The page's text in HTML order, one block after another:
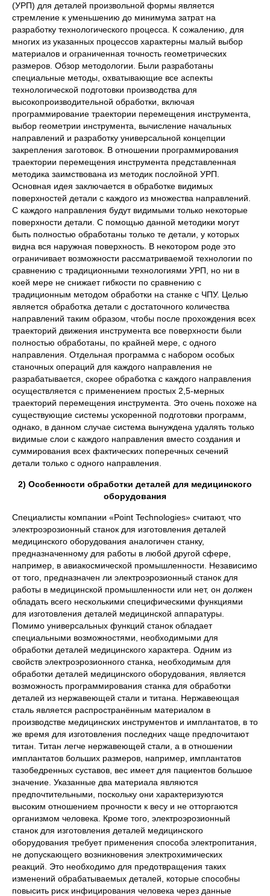
(УРП) для деталей произвольной формы является
стремление к уменьшению до минимума затрат на
разработку технологического процесса. К сожалению, для
многих из указанных процессов характерны малый выбор
материалов и ограниченная точность геометрических
размеров. Обзор методологии. Были разработаны
специальные методы, охватывающие все аспекты
технологической подготовки производства для
высокопроизводительной обработки, включая
программирование траектории перемещения инструмента,
выбор геометрии инструмента, вычисление начальных
направлений и разработку универсальной концепции
закрепления заготовок. В отношении программирования
траектории перемещения инструмента представленная
методика заимствована из методик послойной УРП.
Основная идея заключается в обработке видимых
поверхностей детали с каждого из множества направлений.
С каждого направления будут видимыми только некоторые
поверхности детали. С помощью данной методики могут
быть полностью обработаны только те детали, у которых
видна вся наружная поверхность. В некотором роде это
ограничивает возможности рассматриваемой технологии по
сравнению с традиционными технологиями УРП, но ни в
коей мере не снижает гибкости по сравнению с
традиционным методом обработки на станке с ЧПУ. Целью
является обработка детали с достаточного количества
направлений таким образом, чтобы после прохождения всех
траекторий движения инструмента все поверхности были
полностью обработаны, по крайней мере, с одного
направления. Отдельная программа с набором особых
станочных операций для каждого направления не
разрабатывается, скорее обработка с каждого направления
осуществляется с применением простых 2,5-мерных
траекторий перемещения инструмента. Это очень похоже на
существующие системы ускоренной подготовки программ,
однако, в данном случае система вынуждена удалять только
видимые слои с каждого направления вместо создания и
суммирования всех фактических поперечных сечений
детали только с одного направления.
2) Особенности обработки деталей для медицинского
оборудования
Специалисты компании «Point Technologies» считают, что
электроэрозионный станок для изготовления деталей
медицинского оборудования аналогичен станку,
предназначенному для работы в любой другой сфере,
например, в авиакосмической промышленности. Независимо
от того, предназначен ли электроэрозионный станок для
работы в медицинской промышленности или нет, он должен
обладать всего несколькими специфическими функциями
для изготовления деталей медицинской аппаратуры.
Помимо универсальных функций станок обладает
специальными возможностями, необходимыми для
обработки деталей медицинского характера. Одним из
свойств электроэрозионного станка, необходимым для
обработки деталей медицинского оборудования, является
возможность программирования станка для обработки
деталей из нержавеющей стали и титана. Нержавеющая
сталь является распространённым материалом в
производстве медицинских инструментов и имплантатов, в то
же время для изготовления последних чаще предпочитают
титан. Титан легче нержавеющей стали, а в отношении
имплантатов больших размеров, например, имплантатов
тазобедренных суставов, вес имеет для пациентов большое
значение. Указанные два материала являются
предпочтительными, поскольку они характеризуются
высоким отношением прочности к весу и не отторгаются
организмом человека. Кроме того, электроэрозионный
станок для изготовления деталей медицинского
оборудования требует применения способа электропитания,
не допускающего возникновения электрохимических
реакций. Это необходимо для предотвращения таких
изменений обрабатываемых деталей, которые способны
повысить риск инфицирования человека через данные